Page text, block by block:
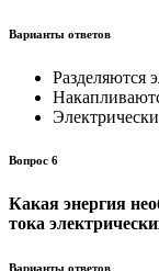
Варианты ответов
Разделяются
Вопрос 6
Какая энергия
тока
Варианты ответов